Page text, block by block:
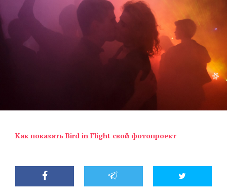
Как показать Bird in Flight свой фотопроект